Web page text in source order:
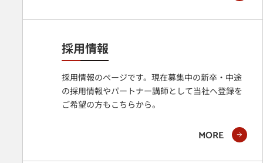
採用情報
採用情報のページです。現在募集中の新卒・中途
の採用情報やパートナー講師として当社へ登録を
ご希望の方もこちらから。
MORE